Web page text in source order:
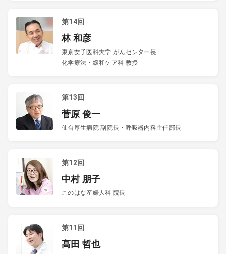
第14回
林 和彦
東京女子医科大学 がんセンター長
化学療法・緩和ケア科 教授
第13回
菅原 俊一
仙台厚生病院 副院長・呼吸器内科主任部長
第12回
中村 朋子
このはな産婦人科 院長
第11回
髙田 哲也